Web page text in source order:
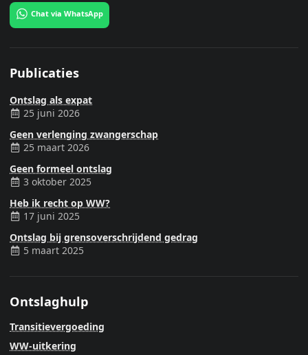
Chat via WhatsApp
Publicaties
Ontslag als expat
25 juni 2026
Geen verlenging zwangerschap
25 maart 2026
Geen formeel ontslag
3 oktober 2025
Heb ik recht op WW?
17 juni 2025
Ontslag bij grensoverschrijdend gedrag
5 maart 2025
Ontslaghulp
Transitievergoeding
WW-uitkering